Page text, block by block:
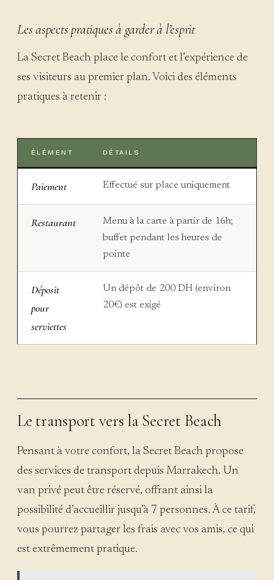
Les aspects pratiques à garder à l’esprit
La Secret Beach place le confort et l’expérience de
ses visiteurs au premier plan. Voici des éléments
pratiques à retenir :
ÉLÉMENT DÉTAILS
Paiement Effectué sur place uniquement
Restaurant
Menu à la carte à partir de 16h;
buffet pendant les heures de
pointe
Déposit
pour
serviettes
Un dépôt de 200 DH (environ
20€) est exigé
Le transport vers la Secret Beach
Pensant à votre confort, la Secret Beach propose
des services de transport depuis Marrakech. Un
van privé peut être réservé, offrant ainsi la
possibilité d’accueillir jusqu’à 7 personnes. À ce tarif,
vous pourrez partager les frais avec vos amis, ce qui
est extrêmement pratique.